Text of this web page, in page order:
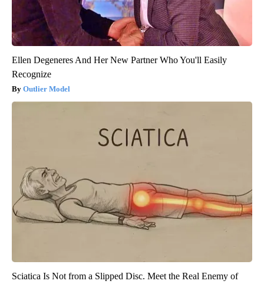
Ellen Degeneres And Her New Partner Who You'll Easily
Recognize
Outlier Model
Sciatica Is Not from a Slipped Disc. Meet the Real Enemy of